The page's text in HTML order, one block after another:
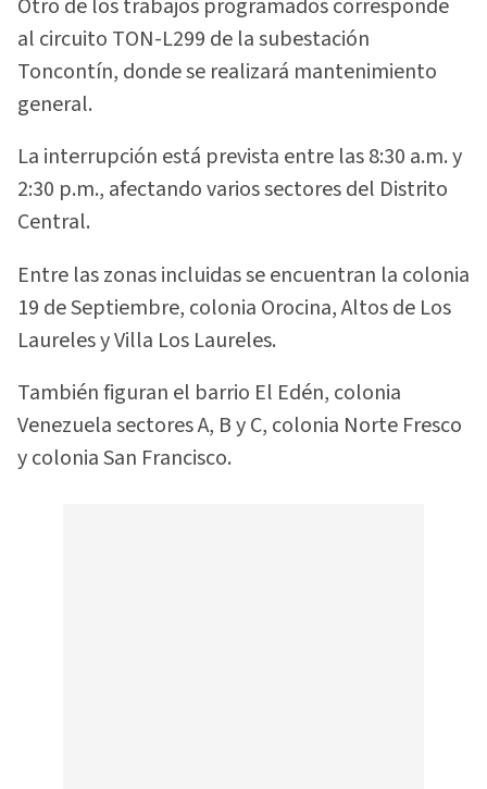
Otro de los trabajos programados corresponde
al circuito TON-L299 de la subestación
Toncontín, donde se realizará mantenimiento
general.
La interrupción está prevista entre las 8:30 a.m. y
2:30 p.m., afectando varios sectores del Distrito
Central.
Entre las zonas incluidas se encuentran la colonia
19 de Septiembre, colonia Orocina, Altos de Los
Laureles y Villa Los Laureles.
También figuran el barrio El Edén, colonia
Venezuela sectores A, B y C, colonia Norte Fresco
y colonia San Francisco.